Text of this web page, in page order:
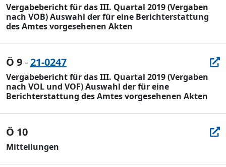
Vergabebericht für das III. Quartal 2019 (Vergaben
nach VOB) Auswahl der für eine Berichterstattung
des Amtes vorgesehenen Akten
Ö 9-21-0247
Vergabebericht für das III. Quartal 2019 (Vergaben
nach VOL und VOF) Auswahl der für eine
Berichterstattung des Amtes vorgesehenen Akten
Ö 10
Mitteilungen